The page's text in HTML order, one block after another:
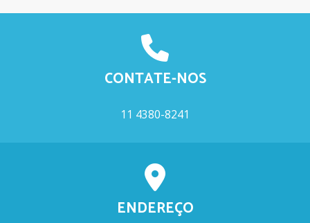
CONTATE-NOS
11 4380-8241
ENDEREÇO